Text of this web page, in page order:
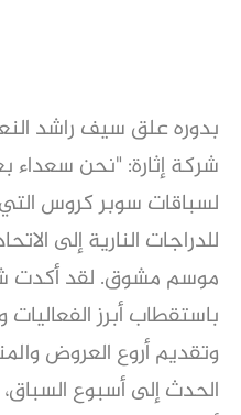
بدوره علق سيف راشد
شركة إثارة: "نحن سعداء
لسباقات سوبر كروس التي
للدراجات النارية إلى
موسم مشوق. لقد أكدت
باستقطاب أبرز
وتقديم أروع العروض
الحدث إلى أسبوع